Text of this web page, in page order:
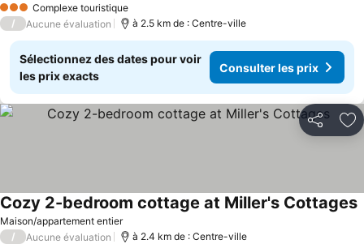
3 ÉtoilesComplexe touristique
/ Aucune évaluation à 2.5 km de : Centre-ville
Sélectionnez des dates pour voir
les prix exacts
Consulter les prix
Partager
Maison/appartement entier
Cozy 2-bedroom cottage at Miller's Cottages
/ Aucune évaluation à 2.4 km de : Centre-ville